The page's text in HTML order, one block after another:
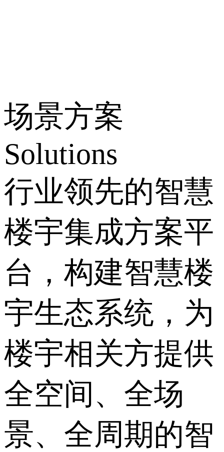
场景方案
Solutions
行业领先的智慧
楼宇集成方案平
台，构建智慧楼
宇生态系统，为
楼宇相关方提供
全空间、全场
景、全周期的智